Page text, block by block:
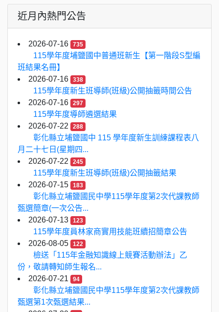
近月內熱門公告
2026-07-16 735
115學年度埔鹽國中普通班新生【第一階段S型編
班結果名冊】
2026-07-16
338
115學年度新生班導師(班級)公開抽籤時間公告
2026-07-16
297
115學年度導師遴選結果
2026-07-22
288
彰化縣立埔鹽國中 115 學年度新生訓練課程表八
月二十七日(星期四...
2026-07-22
245
115學年度新生班導師(班級)公開抽籤結果
2026-07-15
183
彰化縣立埔鹽國民中學115學年度第2次代課教師
甄選簡章(一次公告...
2026-07-13
123
115學年度員林家商實用技能班續招簡章公告
2026-08-05
122
檢送「115年金融知識線上競賽活動辦法」乙
份，敬請轉知師生報名...
2026-07-21
94
彰化縣立埔鹽國民中學115學年度第2次代課教師
甄選第1次甄選結果...